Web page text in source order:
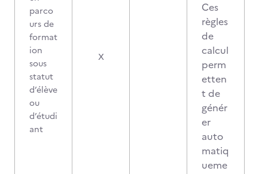
parco
urs de
format
ion
sous
statut
d’élève
ou
d’étudi
ant
X
Ces
règles
de
calcul
perm
etten
t de
génér
er
auto
matiq
ueme